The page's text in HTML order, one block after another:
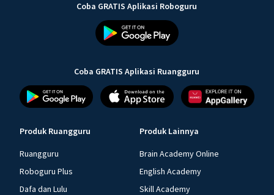
Coba GRATIS Aplikasi Roboguru
Coba GRATIS Aplikasi Ruangguru
Produk Ruangguru
Ruangguru
Roboguru Plus
Dafa dan Lulu
Produk Lainnya
Brain Academy Online
English Academy
Skill Academy